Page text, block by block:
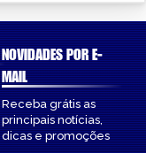
NOVIDADES POR E-
MAIL
Receba grátis as
principais notícias,
dicas e promoções